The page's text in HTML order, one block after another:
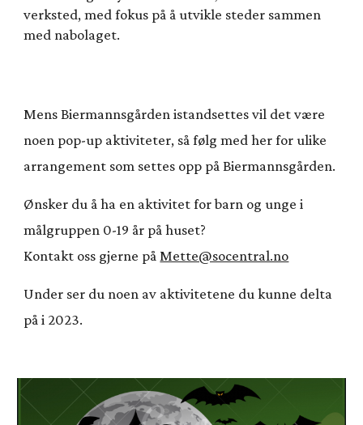
verksted, med fokus på å utvikle steder sammen
med nabolaget.
Mens Biermannsgården istandsettes vil det være
noen pop-up aktiviteter, så følg med her for ulike
arrangement som settes opp på Biermannsgården.
Ønsker du å ha en aktivitet for barn og unge i
målgruppen 0-19 år på huset?
Kontakt oss gjerne på Mette@socentral.no
Under ser du noen av aktivitetene du kunne delta
på i 2023.